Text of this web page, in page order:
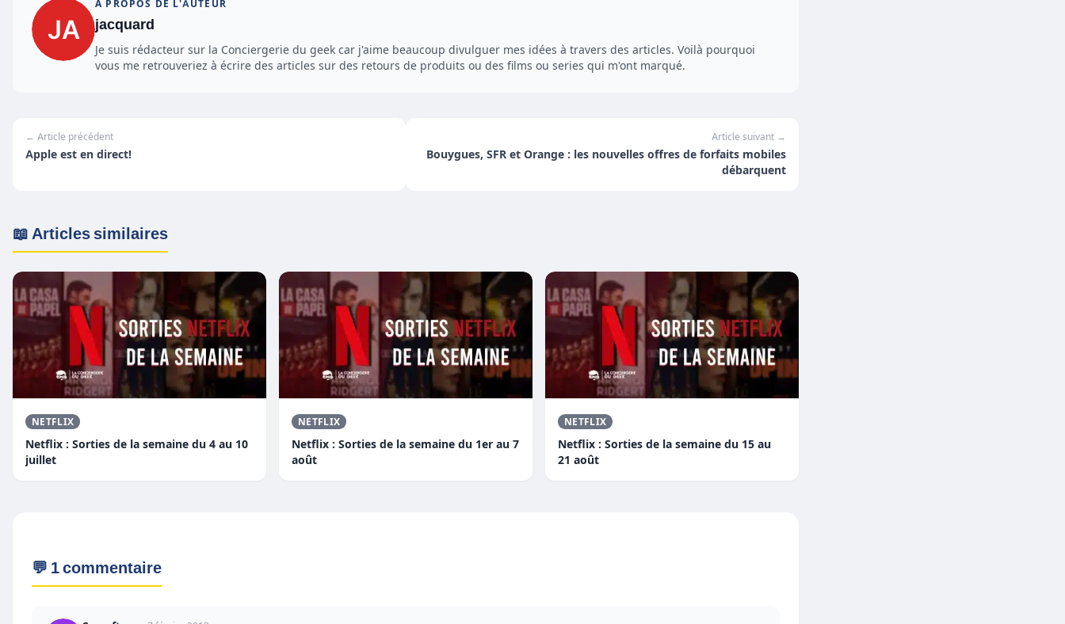
À PROPOS DE L'AUTEUR
jacquard
Je suis rédacteur sur la Conciergerie du geek car j'aime beaucoup divulguer mes idées à travers des articles. Voilà pourquoi
vous me retrouveriez à écrire des articles sur des retours de produits ou des films ou series qui m'ont marqué.
← Article précédent
Apple est en direct!
Article suivant →
Bouygues, SFR et Orange : les nouvelles offres de forfaits mobiles
débarquent
📖 Articles similaires
NETFLIX
Netflix : Sorties de la semaine du 4 au 10
juillet
NETFLIX
Netflix : Sorties de la semaine du 1er au 7
août
NETFLIX
Netflix : Sorties de la semaine du 15 au
21 août
💬 1 commentaire